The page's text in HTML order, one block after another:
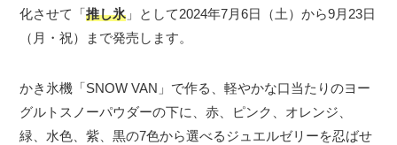
化させて「推し氷 」として2024年7月6日（土）から9月23日
（月・祝）まで発売します。
かき氷機「SNOW VAN」で作る、軽やかな口当たりのヨー
グルトスノーパウダーの下に、赤、ピンク、オレンジ、
緑、水色、紫、黒の7色から選べるジュエルゼリーを忍ばせ